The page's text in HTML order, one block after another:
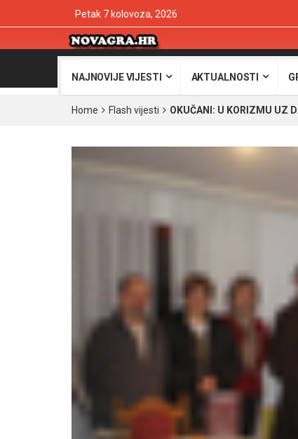
Petak 7 kolovoza, 2026
NAJNOVIJE VIJESTI AKTUALNOSTI
Home Flash vijesti OKUČANI: U KORIZMU UZ